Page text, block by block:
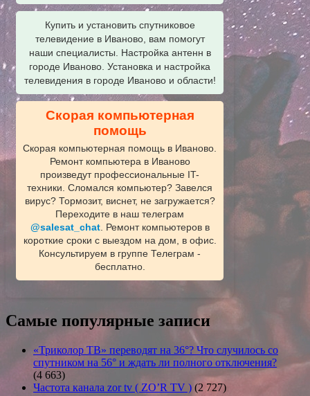
Купить и установить спутниковое
телевидение в Иваново, вам помогут
наши специалисты. Настройка антенн в
городе Иваново. Установка и настройка
телевидения в городе Иваново и области!
Скорая компьютерная
помощь
Скорая компьютерная помощь в Иваново.
Ремонт компьютера в Иваново
произведут профессиональные IT-
техники. Сломался компьютер? Завелся
вирус? Тормозит, виснет, не загружается?
Переходите в наш телеграм
@salesat_chat. Ремонт компьютеров в
короткие сроки с выездом на дом, в офис.
Консультируем в группе Телеграм -
бесплатно.
Самые популярные записи
«Триколор ТВ» переводят на 36°? Что случилось со
спутником на 56° и ждать ли полного отключения?
(4 663)
Частота канала zor tv ( ZO’R TV ) (2 727)